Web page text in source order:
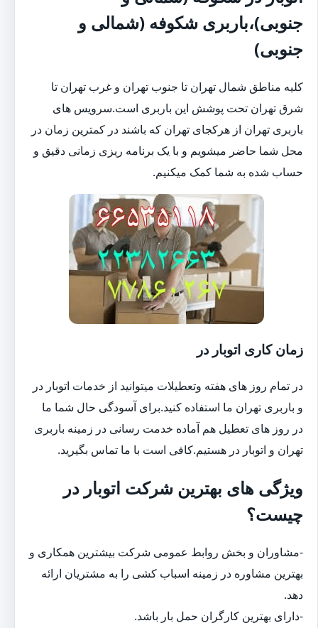
جنوبی)،باربری شکوفه (شمالی و
جنوبی)
کلیه مناطق شمال تهران تا جنوب تهران و غرب تهران تا
شرق تهران تحت پوشش این باربری است.سرویس های
باربری تهران از هرکجای تهران که باشند در کمترین زمان در
محل شما حاضر میشویم و با یک برنامه ریزی زمانی دقیق و
حساب شده به شما کمک میکنیم.
زمان کاری اتوبار در
در تمام روز های هفته وتعطیلات میتوانید از خدمات اتوبار در
و باربری تهران ما استفاده کنید.برای آسودگی حال شما ما
در روز های تعطیل هم آماده خدمت رسانی در زمینه باربری
تهران و اتوبار در هستیم.کافی است با ما تماس بگیرید.
ویژگی های بهترین شرکت اتوبار در
چیست؟
-مشاوران و بخش روابط عمومی شرکت بیشترین همکاری و
بهترین مشاوره در زمینه اسباب کشی را به مشتریان ارائه
دهد.
-دارای بهترین کارگران حمل بار باشد.